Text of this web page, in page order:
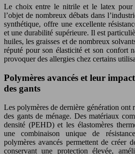
Le choix entre le nitrile et le latex pour
l’objet de nombreux débats dans
synthétique, offre une excellente
et une durabilité supérieure. Il est
huiles, les graisses et de nombreux
réputé pour son élasticité et son confort
provoquer des allergies chez certains
Polymères avancés et leur
des gants
Les polymères de dernière génération ont
des gants de ménage. Des matériaux
densité (PEHD) et les élastomères
une combinaison unique de
polymères avancés permettent de créer
conservant une protection élevée,